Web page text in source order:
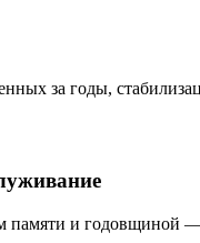
за годы,
памяти и годовщиной